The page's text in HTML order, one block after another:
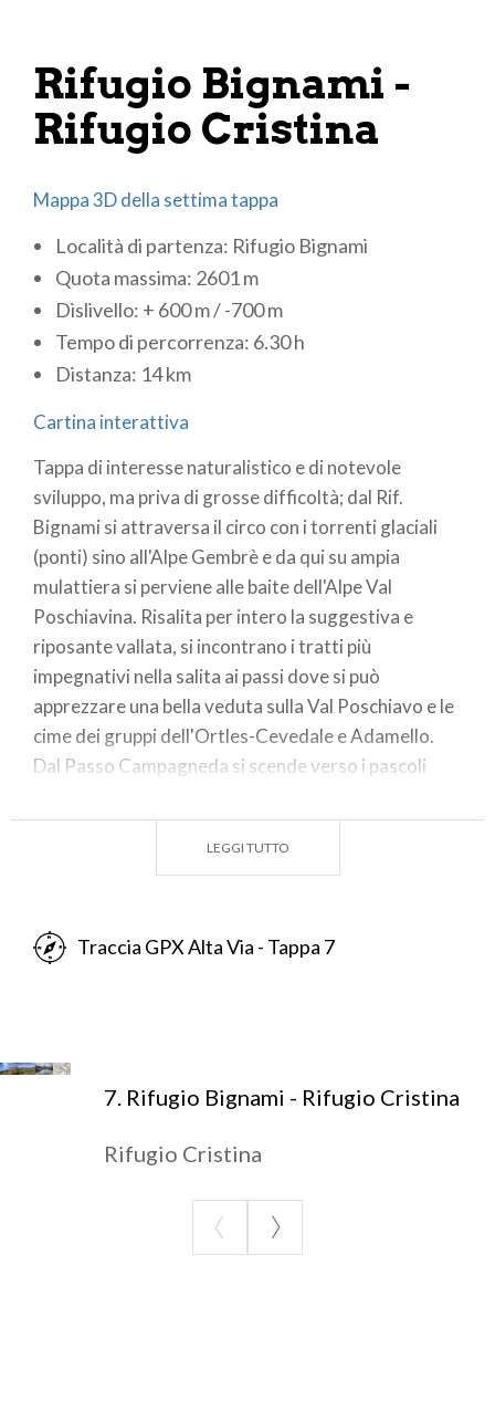
Rifugio Bignami -
Rifugio Cristina
Mappa 3D della settima tappa
Località di partenza: Rifugio Bignami
Quota massima: 2601 m
Dislivello: + 600 m / -700 m
Tempo di percorrenza: 6.30 h
Distanza: 14 km
Cartina interattiva
Tappa di interesse naturalistico e di notevole
sviluppo, ma priva di grosse difficoltà; dal Rif.
Bignami si attraversa il circo con i torrenti glaciali
(ponti) sino all'Alpe Gembrè e da qui su ampia
mulattiera si perviene alle baite dell'Alpe Val
Poschiavina. Risalita per intero la suggestiva e
riposante vallata, si incontrano i tratti più
impegnativi nella salita ai passi dove si può
apprezzare una bella veduta sulla Val Poschiavo e le
cime dei gruppi dell'Ortles-Cevedale e Adamello.
Dal Passo Campagneda si scende verso i pascoli
gradevoli laghetti per poi deviare verso sud ovest in
direzione dell'Alpe Prabello e del Rif. Cristina Il
di analoga lunghezza e durata, prevede la discesa
Rifugio Cristina: +39 0342 452398
LEGGI TUTTO
Traccia GPX Alta Via - Tappa 7
7. Rifugio Bignami - Rifugio Cristina
Rifugio Cristina